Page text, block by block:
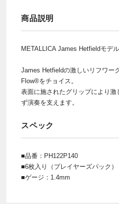
商品説明
METALLICA James Hetfieldモデル
James Hetfieldの激しいリフワー
Flow®をチョイス。
表面に施されたグリップにより
ず演奏を支えます。
スペック
■品番：PH122P140
■6枚入り（プレイヤーズパック）
■ゲージ：1.4mm